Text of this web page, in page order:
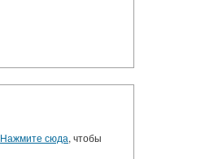
Нажмите сюда, чтобы